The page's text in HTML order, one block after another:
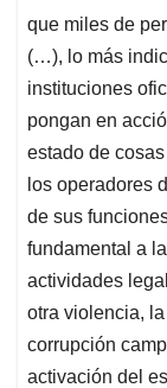
que miles de
(…), lo más
instituciones
pongan en
estado de
los operadores
de sus
fundamental a
actividades
otra violencia,
corrupción
activación del